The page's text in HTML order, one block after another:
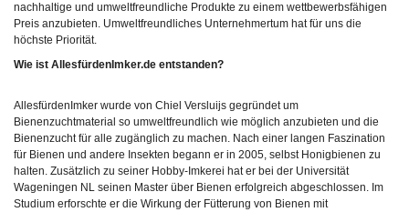
nachhaltige und umweltfreundliche Produkte zu einem wettbewerbsfähigen
Preis anzubieten. Umweltfreundliches Unternehmertum hat für uns die
höchste Priorität.
Wie ist AllesfürdenImker.de entstanden?
AllesfürdenImker wurde von Chiel Versluijs gegründet um
Bienenzuchtmaterial so umweltfreundlich wie möglich anzubieten und die
Bienenzucht für alle zugänglich zu machen. Nach einer langen Faszination
für Bienen und andere Insekten begann er in 2005, selbst Honigbienen zu
halten. Zusätzlich zu seiner Hobby-Imkerei hat er bei der Universität
Wageningen NL seinen Master über Bienen erfolgreich abgeschlossen. Im
Studium erforschte er die Wirkung der Fütterung von Bienen mit